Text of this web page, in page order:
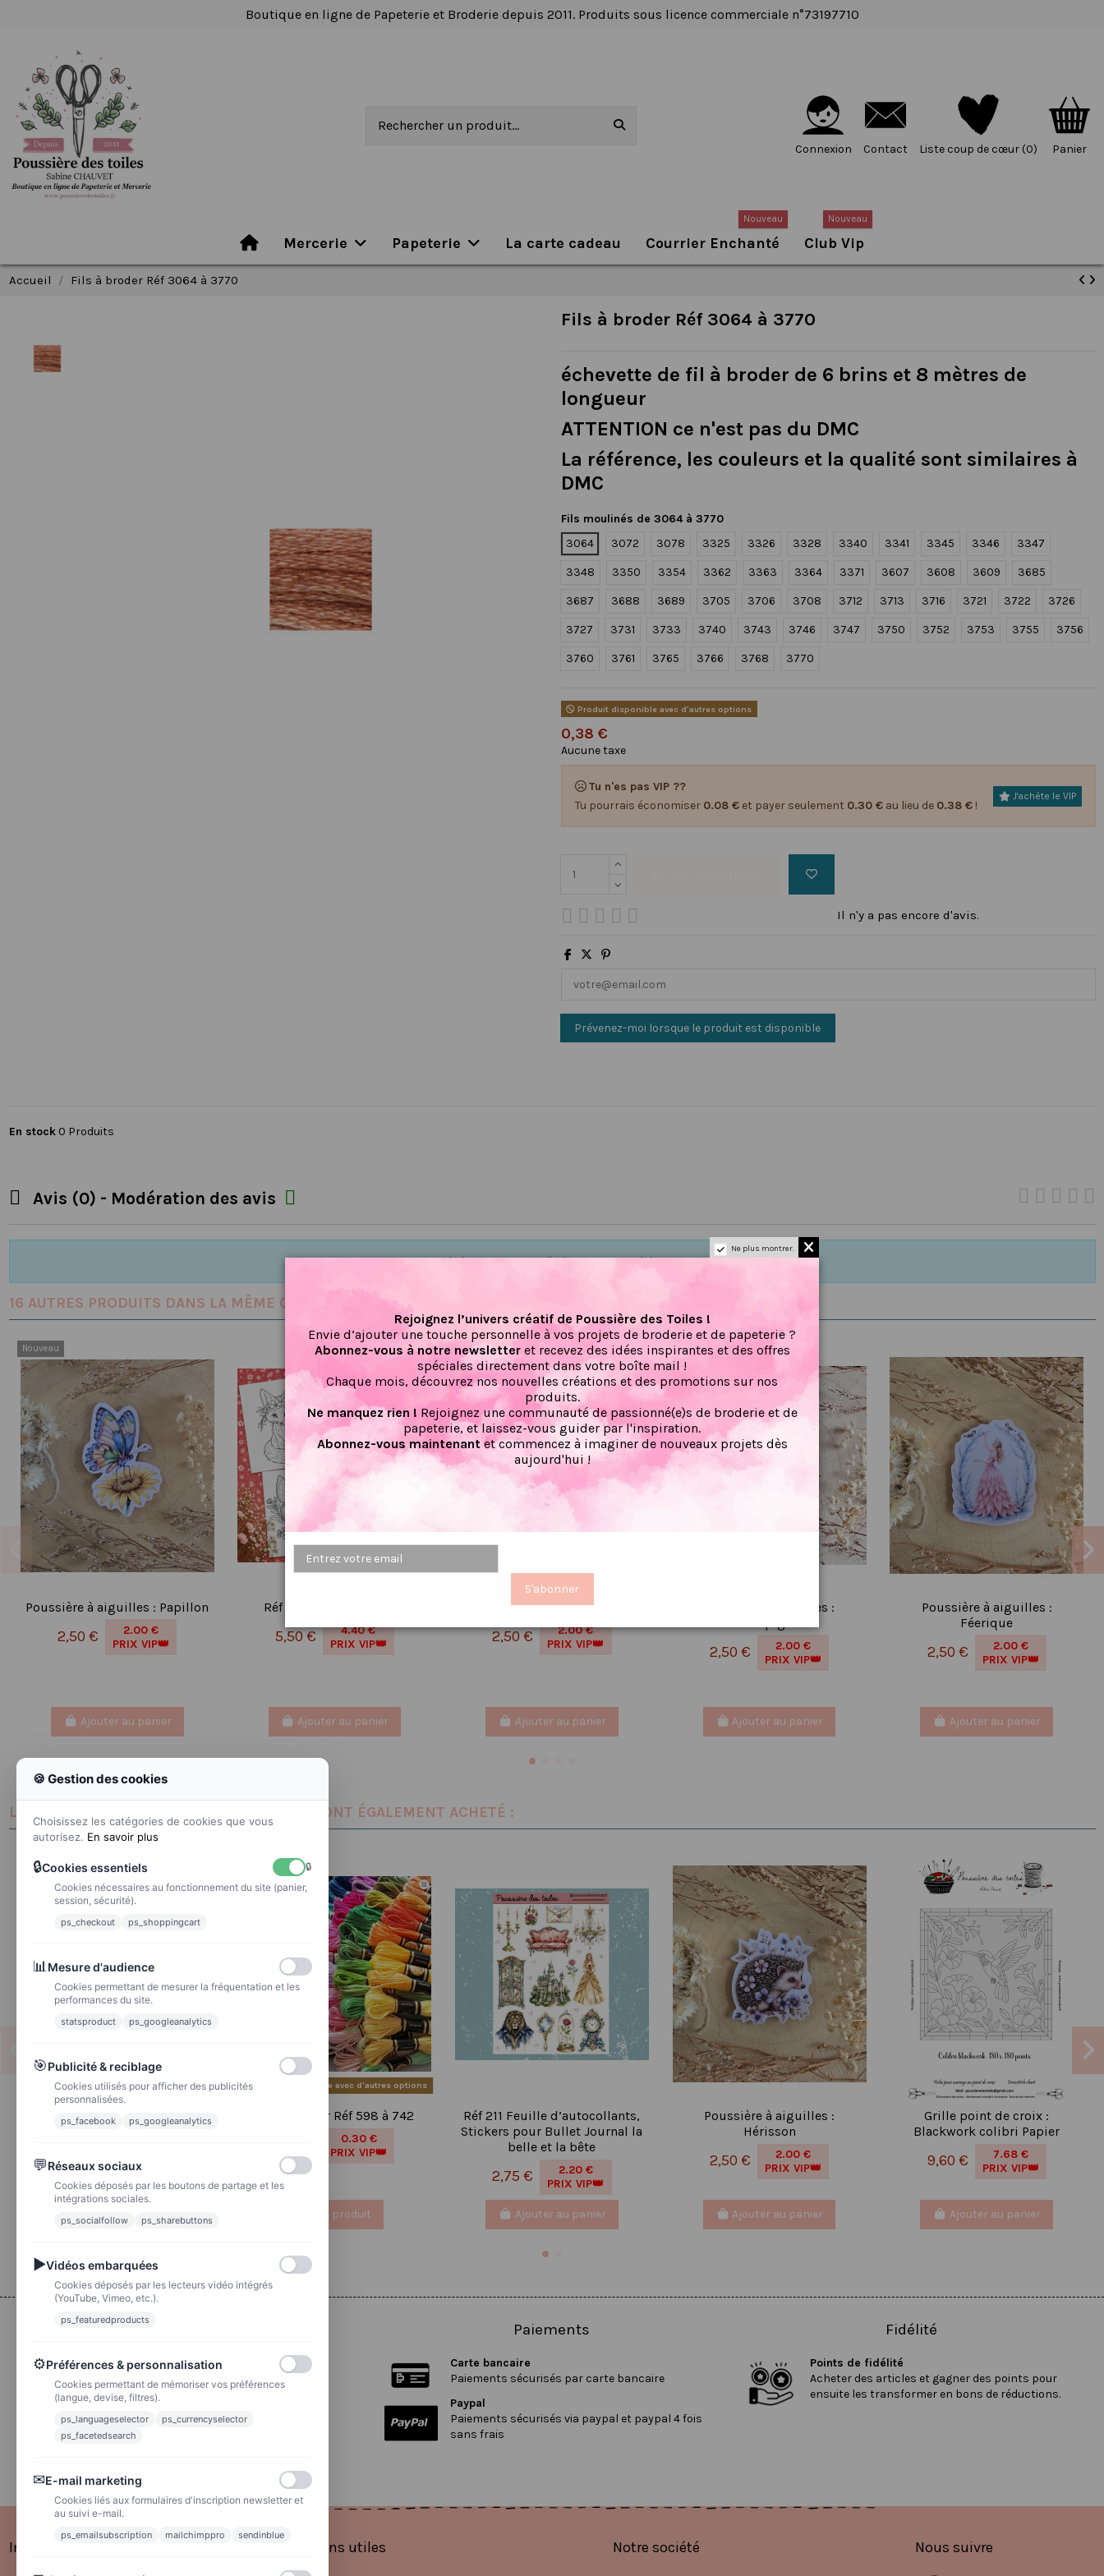
Boutique en ligne de Papeterie et Broderie depuis 2011. Produits sous licence commerciale n°73197710
Connexion Contact Liste coup de cœur (0) Panier
Mercerie Papeterie La carte cadeau Courrier Enchanté
Nouveau
Club Vip
Nouveau
Accueil Fils à broder Réf 3064 à 3770
Fils à broder Réf 3064 à 3770
échevette de fil à broder de 6 brins et 8 mètres de
longueur
ATTENTION ce n'est pas du DMC
La référence, les couleurs et la qualité sont similaires à
DMC
Fils moulinés de 3064 à 3770
3064
3072 3078 3325 3326 3328 3340 3341 3345 3346 3347
3348 3350 3354 3362 3363 3364 3371 3607 3608 3609 3685
3687 3688 3689 3705 3706 3708 3712 3713 3716 3721 3722 3726
3727 3731 3733 3740 3743 3746 3747 3750 3752 3753 3755 3756
3760 3761 3765 3766 3768 3770
Produit disponible avec d'autres options
0,38 €
Aucune taxe
Tu n'es pas VIP ??
Tu pourrais économiser 0.08 €et payer seulement 0.30 €au lieu de 0.38 €!
J'achète le VIP
Il n'y a pas encore d'avis.
En stock 0 Produits
 Avis (0) - Modération des avis 
Il n'y a pas encore d'avis pour ce produit.
16 AUTRES PRODUITS DANS LA MÊME CATÉGORIE :
Nouveau
Poussière à aiguilles : Papillon
2,50 €
2.00 €
PRIX VIP👑
Ajouter au panier
Réf 13 Coloriages Jardin
5,50 €
4.40 €
PRIX VIP👑
Ajouter au panier
Poussière à aiguilles : Tricot
2,50 €
2.00 €
PRIX VIP👑
Ajouter au panier
Poussière à aiguilles :
2,50 €
2.00 €
PRIX VIP👑
Ajouter au panier
Poussière à aiguilles :
Féerique
2,50 €
2.00 €
PRIX VIP👑
Ajouter au panier
LES CLIENTS QUI ONT ACHETÉ CE PRODUIT ONT ÉGALEMENT ACHETÉ :
Grille point de croix :
Blackwork Livre rose Papier
9,60 €
PRIX VIP👑
Ajouter au panier
Produit disponible avec d'autres options
Fils à broder Réf 598 à 742
0.30 €
PRIX VIP👑
Voir le produit
Réf 211 Feuille d’autocollants,
Stickers pour Bullet Journal la
belle et la bête
2,75 €
2.20 €
PRIX VIP👑
Ajouter au panier
Poussière à aiguilles :
Hérisson
2,50 €
2.00 €
PRIX VIP👑
Ajouter au panier
Grille point de croix :
Blackwork colibri Papier
9,60 €
7.68 €
PRIX VIP👑
Ajouter au panier
Colissimo
Livraison colis en 48h
La poste
Lettre suivie 72h
Paiements
Carte bancaire
Paiements sécurisés par carte bancaire
Paypal
Paiements sécurisés via paypal et paypal 4 fois
sans frais
Fidélité
Points de fidélité
Acheter des articles et gagner des points pour
ensuite les transformer en bons de réductions.
Informations Liens utiles Notre société Nous suivre
Ne plus montrer.
Rejoignez l’univers créatif de Poussière des Toiles !
Envie d’ajouter une touche personnelle à vos projets de broderie et de papeterie ?
Abonnez-vous à notre newsletteret recevez des idées inspirantes et des offres
spéciales directement dans votre boîte mail !
Chaque mois, découvrez nos nouvelles créations et des promotions sur nos
produits.
Ne manquez rien ! Rejoignez une communauté de passionné(e)s de broderie et de
papeterie, et laissez-vous guider par l'inspiration.
Abonnez-vous maintenantet commencez à imaginer de nouveaux projets dès
aujourd'hui !
S'abonner
🍪 Gestion des cookies
Choisissez les catégories de cookies que vous
autorisez. En savoir plus
🔒Cookies essentiels
🔒
Cookies nécessaires au fonctionnement du site (panier,
session, sécurité).
ps_checkout ps_shoppingcart
📊 Mesure d'audience
Cookies permettant de mesurer la fréquentation et les
performances du site.
statsproduct ps_googleanalytics
🎯Publicité & reciblage
Cookies utilisés pour afficher des publicités
personnalisées.
ps_facebook ps_googleanalytics
💬Réseaux sociaux
Cookies déposés par les boutons de partage et les
intégrations sociales.
ps_socialfollow ps_sharebuttons
▶Vidéos embarquées
Cookies déposés par les lecteurs vidéo intégrés
(YouTube, Vimeo, etc.).
ps_featuredproducts
⚙Préférences & personnalisation
Cookies permettant de mémoriser vos préférences
(langue, devise, filtres).
ps_languageselector
ps_currencyselector
ps_facetedsearch
✉E-mail marketing
Cookies liés aux formulaires d'inscription newsletter et
au suivi e-mail.
ps_emailsubscription mailchimppro sendinblue